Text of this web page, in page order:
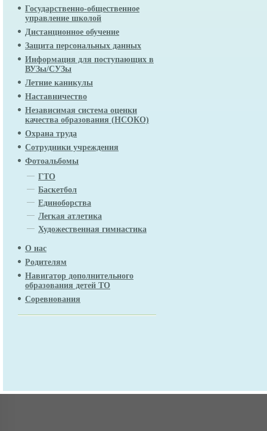
Государственно-общественное
управление школой
Дистанционное обучение
Защита персональных данных
Информация для поступающих в
ВУЗы/СУЗы
Летние каникулы
Наставничество
Независимая система оценки
качества образования (НСОКО)
Охрана труда
Сотрудники учреждения
Фотоальбомы
ГТО
Баскетбол
Единоборства
Легкая атлетика
Художественная гимнастика
О нас
Родителям
Навигатор дополнительного
образования детей ТО
Соревнования